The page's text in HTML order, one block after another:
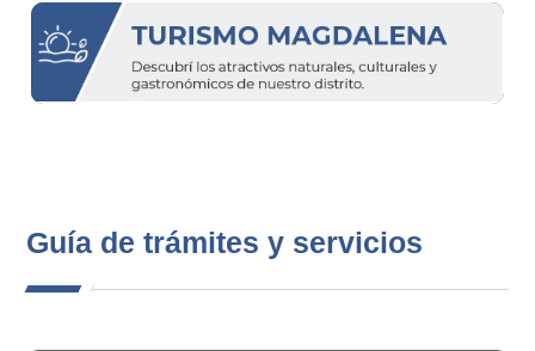
Guía de trámites y servicios